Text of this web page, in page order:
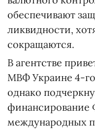
обеспечивают
ликвидности,
сокращаются.
В агентстве
МВФ Украине 4-го
однако
финансирование
международных